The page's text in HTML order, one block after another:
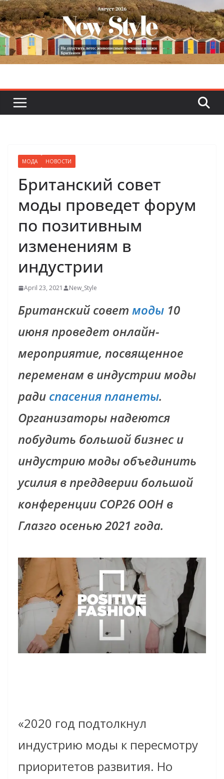
Skip
to
content
МОДА НОВОСТИ
Британский совет
моды проведет форум
по позитивным
изменениям в
индустрии
April 23, 2021 New_Style
Британский совет моды 10
июня проведет онлайн-
мероприятие, посвященное
переменам в индустрии моды
ради спасения планеты.
Организаторы надеются
побудить большой бизнес и
индустрию моды объединить
усилия в преддверии большой
конференции COP26 ООН в
Глазго осенью 2021 года.
«2020 год подтолкнул
индустрию моды к пересмотру
приоритетов развития. Но